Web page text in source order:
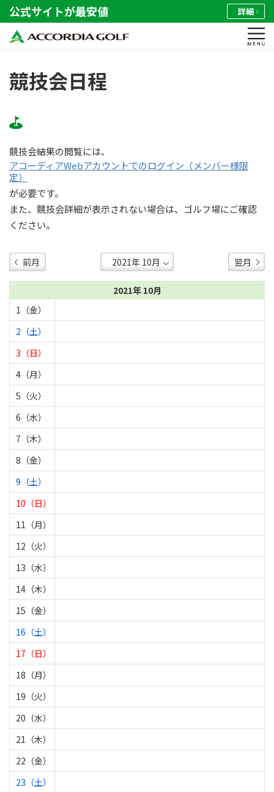
公式サイトが最安値 詳細
競技会日程
競技会結果の閲覧には、
アコーディアWebアカウントでのログイン（メンバー様限
定）
が必要です。
また、競技会詳細が表示されない場合は、ゴルフ場にご確認
ください。
前月 翌月
2021年 10月
1（金）
2（土）
3（日）
4（月）
5（火）
6（水）
7（木）
8（金）
9（土）
10（日）
11（月）
12（火）
13（水）
14（木）
15（金）
16（土）
17（日）
18（月）
19（火）
20（水）
21（木）
22（金）
23（土）